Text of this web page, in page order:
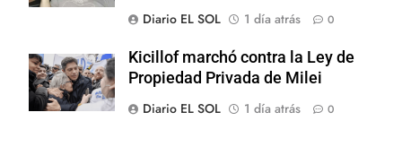
Diario EL SOL
1 día atrás 0
Kicillof marchó contra la Ley de
Propiedad Privada de Milei
Diario EL SOL
1 día atrás 0